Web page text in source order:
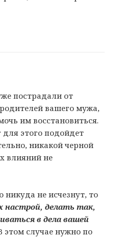
пострадали от
вашего мужа,
им восстановиться.
для этого подойдет
никакой черной
влияний не
никуда не исчезнут, то
настрой, делать так,
в дела вашей
этом случае нужно по